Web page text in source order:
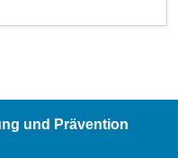
und Prävention